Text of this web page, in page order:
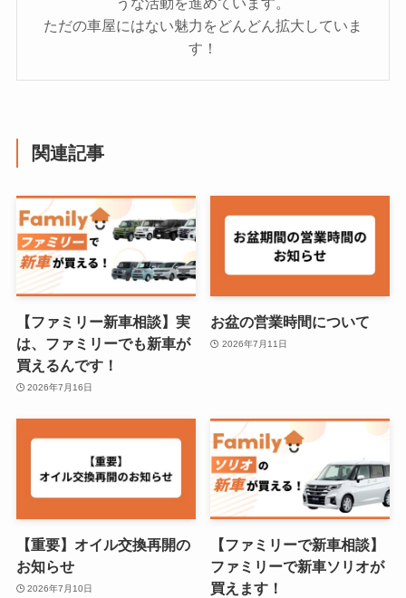
ただの車屋にはない魅力をどんどん拡大していま
す！
関連記事
【ファミリー新車相談】実
は、ファミリーでも新車が
買えるんです！
2026年7月16日
お盆の営業時間について
2026年7月11日
【重要】オイル交換再開の
お知らせ
2026年7月10日
【ファミリーで新車相談】
ファミリーで新車ソリオが
買えます！